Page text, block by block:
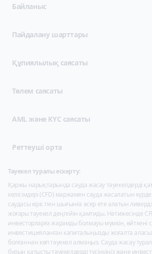
Байланыс
Пайдалану шарттары(opens in new tab)
Құпиялылық саясаты(opens in new tab)
Төлем саясаты
AML және KYC саясаты
Реттеуші орта
Тәуекел туралы ескерту:
Қаржы нарықтарында сауда жасау тәуекелдерді
келісімдері (CFD) маржамен сауда жасалатын
саудасы кіріс пен шығынға әсер ете алатын
жоғары тәуекел деңгейін қамтиды. Нәтижесінде
инвесторларға жарамды болмауы мүмкін, өйткені
инвестицияланған капиталыңызды жоғалта
болғаннан көп тәуекел алмаңыз. Сауда жасау
бұрын қатысты тәуекелдерді түсінуіңіз және